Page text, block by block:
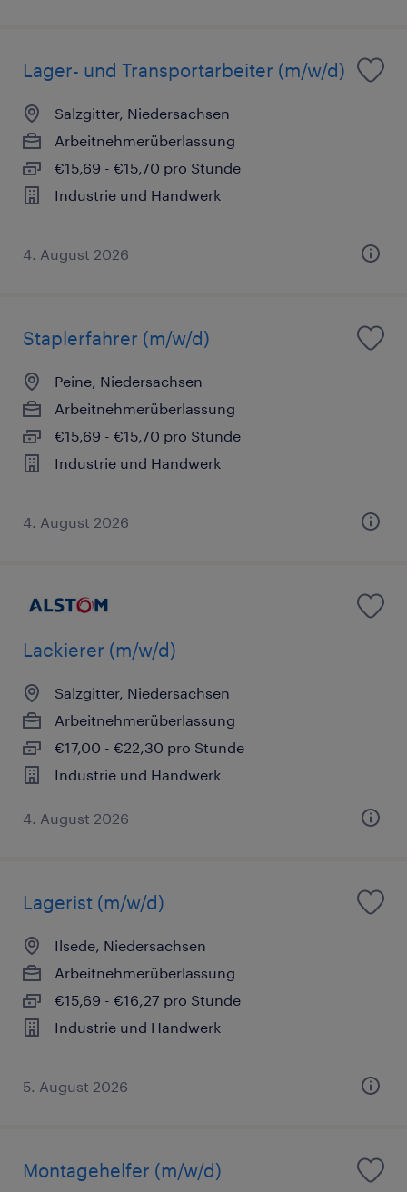
Lager- und Transportarbeiter (m/w/d)
Salzgitter, Niedersachsen
Arbeitnehmerüberlassung
€15,69 - €15,70 pro Stunde
Industrie und Handwerk
4. August 2026
Staplerfahrer (m/w/d)
Peine, Niedersachsen
Arbeitnehmerüberlassung
€15,69 - €15,70 pro Stunde
Industrie und Handwerk
4. August 2026
Lackierer (m/w/d)
Salzgitter, Niedersachsen
Arbeitnehmerüberlassung
€17,00 - €22,30 pro Stunde
Industrie und Handwerk
4. August 2026
Lagerist (m/w/d)
Ilsede, Niedersachsen
Arbeitnehmerüberlassung
€15,69 - €16,27 pro Stunde
Industrie und Handwerk
5. August 2026
Montagehelfer (m/w/d)